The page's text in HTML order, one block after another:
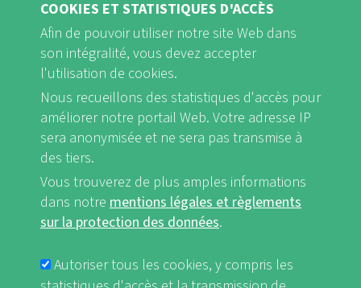
FB Youtube Instagram
FUSSBEREICHSMENÜ
Mentions légales et Règlements sur la protection des données
COOKIES ET STATISTIQUES D'ACCÈS
Afin de pouvoir utiliser notre site Web dans
son intégralité, vous devez accepter
l'utilisation de cookies.
Nous recueillons des statistiques d'accès pour
améliorer notre portail Web. Votre adresse IP
sera anonymisée et ne sera pas transmise à
des tiers.
Vous trouverez de plus amples informations
dans notre mentions légales et règlements
sur la protection des données.
Autoriser tous les cookies, y compris les